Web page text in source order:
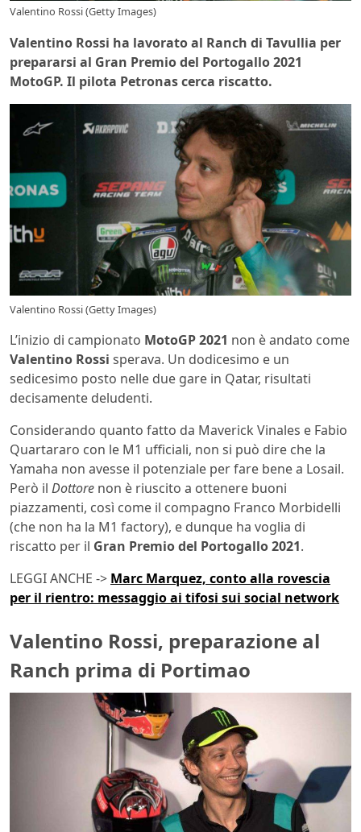
Valentino Rossi (Getty Images)
Valentino Rossi ha lavorato al Ranch di Tavullia per
prepararsi al Gran Premio del Portogallo 2021
MotoGP. Il pilota Petronas cerca riscatto.
Valentino Rossi (Getty Images)
L’inizio di campionato MotoGP 2021 non è andato come
Valentino Rossi sperava. Un dodicesimo e un
sedicesimo posto nelle due gare in Qatar, risultati
decisamente deludenti.
Considerando quanto fatto da Maverick Vinales e Fabio
Quartararo con le M1 ufficiali, non si può dire che la
Yamaha non avesse il potenziale per fare bene a Losail.
Però il Dottore non è riuscito a ottenere buoni
piazzamenti, così come il compagno Franco Morbidelli
(che non ha la M1 factory), e dunque ha voglia di
riscatto per il Gran Premio del Portogallo 2021.
LEGGI ANCHE -> Marc Marquez, conto alla rovescia
per il rientro: messaggio ai tifosi sui social network
Valentino Rossi, preparazione al
Ranch prima di Portimao